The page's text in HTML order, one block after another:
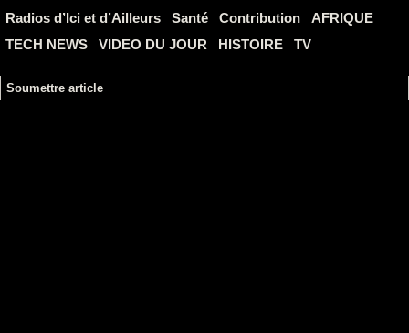
Radios d’Ici et d’Ailleurs
Santé Contribution
AFRIQUE
TECH NEWS
VIDEO DU JOUR HISTOIRE TV
Soumettre article